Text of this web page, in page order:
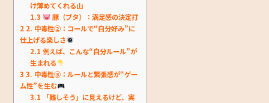
け薄めてくれる山
1.3
豚（ブタ）：満足感の決定打
2 2. 中毒性②：コールで“自分好み”に
仕上げる楽しさ
2.1 例えば、こんな“自分ルール”が
生まれる
3 3. 中毒性③：ルールと緊張感が“ゲー
ム性”を生む
3.1 「難しそう」に見えるけど、実